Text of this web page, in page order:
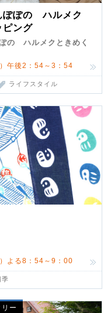
ぽぽの ハルメク
ピング
の ハルメクときめく
午後2：54～3：54
ライフスタイル
よる8：54～9：00
季
ー